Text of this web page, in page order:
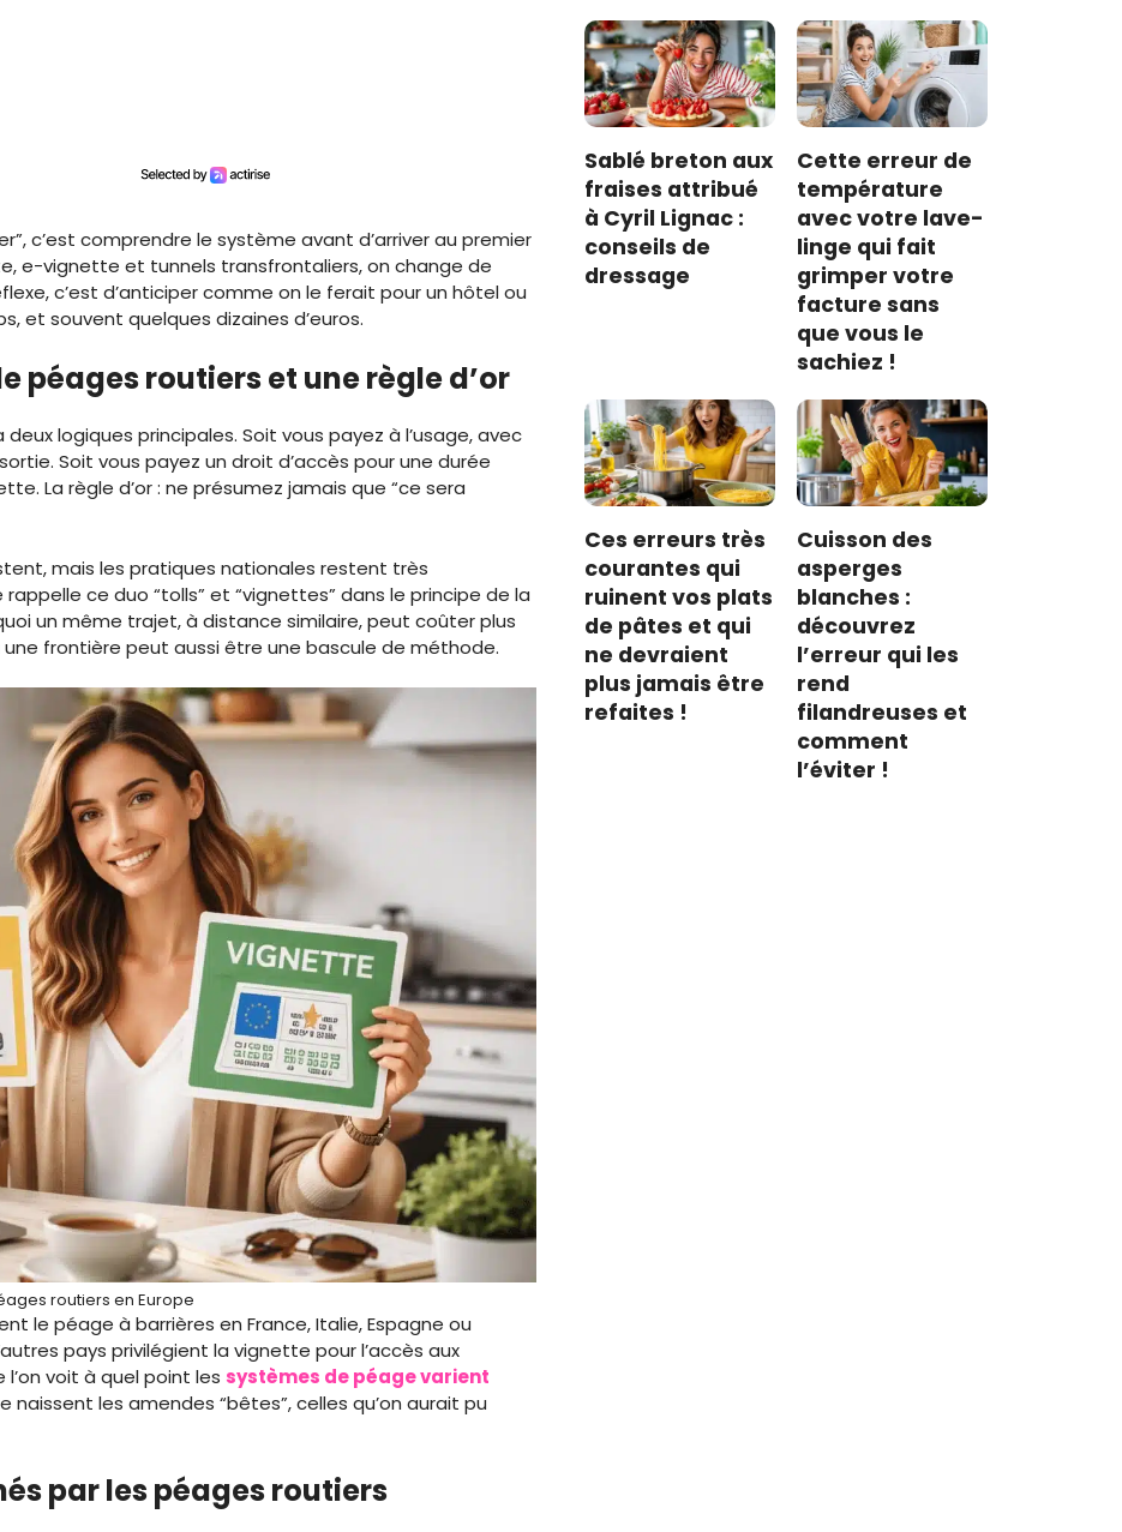
c’est comprendre le système avant d’arriver au premier
e-vignette et tunnels transfrontaliers, on change de
c’est d’anticiper comme on le ferait pour un hôtel ou
et souvent quelques dizaines d’euros.
péages routiers et une règle d’or
logiques principales. Soit vous payez à l’usage, avec
Soit vous payez un droit d’accès pour une durée
La règle d’or : ne présumez jamais que “ce sera
mais les pratiques nationales restent très
ce duo “tolls” et “vignettes” dans le principe de la
un même trajet, à distance similaire, peut coûter plus
une frontière peut aussi être une bascule de méthode.
routiers en Europe
le péage à barrières en France, Italie, Espagne ou
pays privilégient la vignette pour l’accès aux
voit à quel point les systèmes de péage varient
naissent les amendes “bêtes”, celles qu’on aurait pu
par les péages routiers
Sablé breton aux
fraises attribué
à Cyril Lignac :
conseils de
dressage
Cette erreur de
température
avec votre lave-
linge qui fait
grimper votre
facture sans
que vous le
sachiez !
Ces erreurs très
courantes qui
ruinent vos plats
de pâtes et qui
ne devraient
plus jamais être
refaites !
Cuisson des
asperges
blanches :
découvrez
l’erreur qui les
rend
filandreuses et
comment
l’éviter !